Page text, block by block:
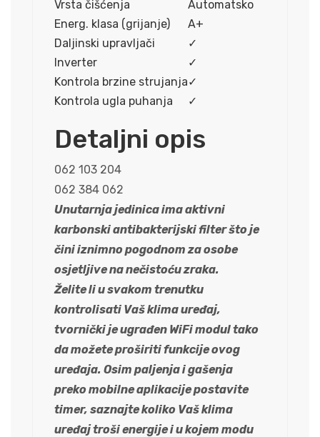
Vrsta čišćenja
Automatsko
Energ. klasa (grijanje)
A+
Daljinski upravljači
✓
Inverter
✓
Kontrola brzine strujanja✓
Kontrola ugla puhanja
✓
Detaljni opis
062 103 204
062 384 062
Unutarnja jedinica ima aktivni
karbonski antibakterijski filter što je
čini iznimno pogodnom za osobe
osjetljive na nečistoću zraka.
Želite li u svakom trenutku
kontrolisati Vaš klima uređaj,
tvornički je ugrađen WiFi modul tako
da možete proširiti funkcije ovog
uređaja. Osim paljenja i gašenja
preko mobilne aplikacije postavite
timer, saznajte koliko Vaš klima
uređaj troši energije i u kojem modu